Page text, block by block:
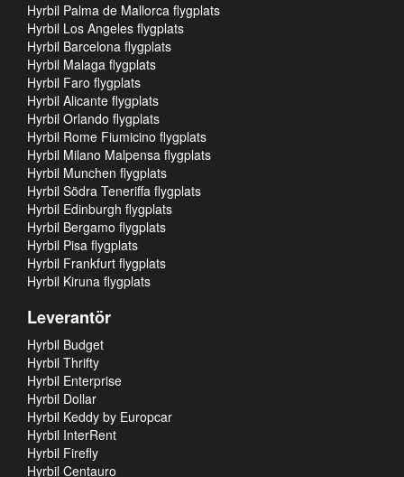
Hyrbil Palma de Mallorca flygplats
Hyrbil Los Angeles flygplats
Hyrbil Barcelona flygplats
Hyrbil Malaga flygplats
Hyrbil Faro flygplats
Hyrbil Alicante flygplats
Hyrbil Orlando flygplats
Hyrbil Rome Fiumicino flygplats
Hyrbil Milano Malpensa flygplats
Hyrbil Munchen flygplats
Hyrbil Södra Teneriffa flygplats
Hyrbil Edinburgh flygplats
Hyrbil Bergamo flygplats
Hyrbil Pisa flygplats
Hyrbil Frankfurt flygplats
Hyrbil Kiruna flygplats
Leverantör
Hyrbil Budget
Hyrbil Thrifty
Hyrbil Enterprise
Hyrbil Dollar
Hyrbil Keddy by Europcar
Hyrbil InterRent
Hyrbil Firefly
Hyrbil Centauro